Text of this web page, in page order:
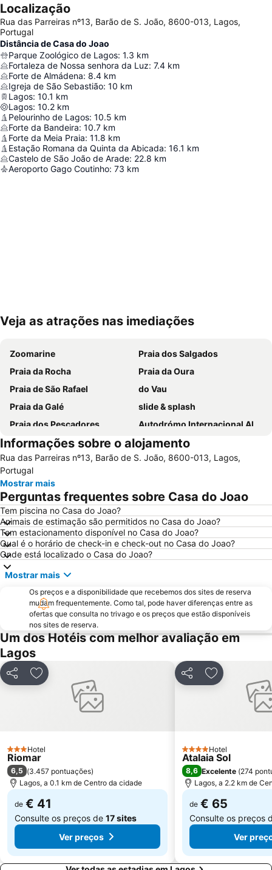
Localização
Rua das Parreiras nº13, Barão de S. João, 8600-013, Lagos,
Portugal
Distância de Casa do Joao
Parque Zoológico de Lagos: 1.3 km
Fortaleza de Nossa senhora da Luz: 7.4 km
Forte de Almádena: 8.4 km
Igreja de São Sebastião: 10 km
Lagos: 10.1 km
Lagos: 10.2 km
Pelourinho de Lagos: 10.5 km
Forte da Bandeira: 10.7 km
Forte da Meia Praia: 11.8 km
Estação Romana da Quinta da Abicada: 16.1 km
Castelo de São João de Arade: 22.8 km
Aeroporto Gago Coutinho: 73 km
Ampliar mapa
Veja as atrações nas imediações
Zoomarine
Praia dos Salgados
Praia da Rocha
Praia da Oura
Praia de São Rafael
do Vau
Praia da Galé
slide & splash
Praia dos Pescadores
Autodrómo Internacional Algarve
Carvalhal
de Armação de Pera
Meia Praia
Praia da Zambujeira do Mar
Praia de Odeceixe
Marina de Portimão
Praia do Carvoeiro
Praia da Arrifana
Marina de Albufeira
AlgarveShopping
Praia Dona Ana
Do Alvor
Ferreiras
do Monte Clérigo
Areias de São João
Praia do Burgau
Praia de Três Irmãos
Praia de Porto de Mós
Praia da Salema
Marina de Lagos
Aveiros
Carvoeiro
Praia da Samouqueira
Senhora da Rocha Beach
dos Três Castelos
Praia do Peneco
Ponta da Piedade
Informações sobre o alojamento
Rua das Parreiras nº13, Barão de S. João, 8600-013, Lagos,
Portugal
Mostrar mais
Perguntas frequentes sobre Casa do Joao
Tem piscina no Casa do Joao?
Animais de estimação são permitidos no Casa do Joao?
Tem estacionamento disponível no Casa do Joao?
Qual é o horário de check-in e check-out no Casa do Joao?
Onde está localizado o Casa do Joao?
Mostrar mais
Os preços e a disponibilidade que recebemos dos sites de reserva
mudam frequentemente. Como tal, pode haver diferenças entre as
ofertas que consulta no trivago e os preços que estão disponíveis
nos sites de reserva.
Um dos Hotéis com melhor avaliação em
Lagos
PartilharAdicionar aos favoritos
3 Estrelas
Hotel
Riomar
6,5 (3.457 pontuações)
Lagos, a 0.1 km de Centro da cidade
de € 41
Consulte os preços de 17 sites
Ver preços
PartilharAdicionar
4 Estrelas
Hotel
Atalaia Sol
8,6 Excelente (274
Lagos, a 2.2 km de
de € 65
Consulte os preços
Ver